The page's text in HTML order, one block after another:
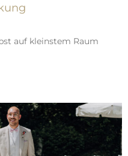
auf kleinstem Raum